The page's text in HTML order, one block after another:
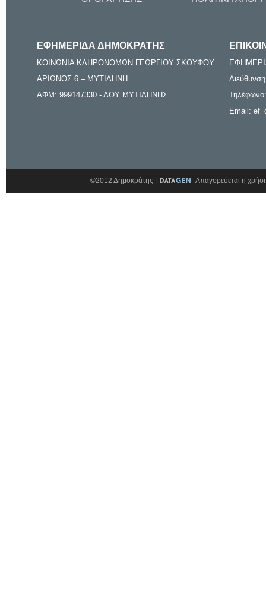
ΕΦΗΜΕΡΙΔΑ ΔΗΜΟΚΡΑΤΗΣ
ΚΟΙΝΩΝΙΑ ΚΛΗΡΟΝΟΜΩΝ ΓΕΩΡΓΙΟΥ ΣΚΟΥΦΟΥ
ΑΡΙΩΝΟΣ 6 – ΜΥΤΙΛΗΝΗ
ΑΦΜ: 999147330 - ΔΟΥ ΜΥΤΙΛΗΝΗΣ
Email:
©2012 Δημοκράτης | Απαγορεύεται η